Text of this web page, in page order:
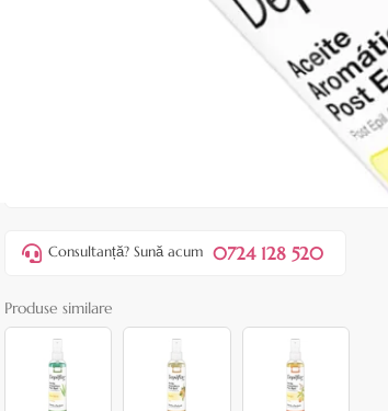
ADAUGĂ ÎN COȘ
Consultanță? Sună acum 0724 128 520
Produse similare